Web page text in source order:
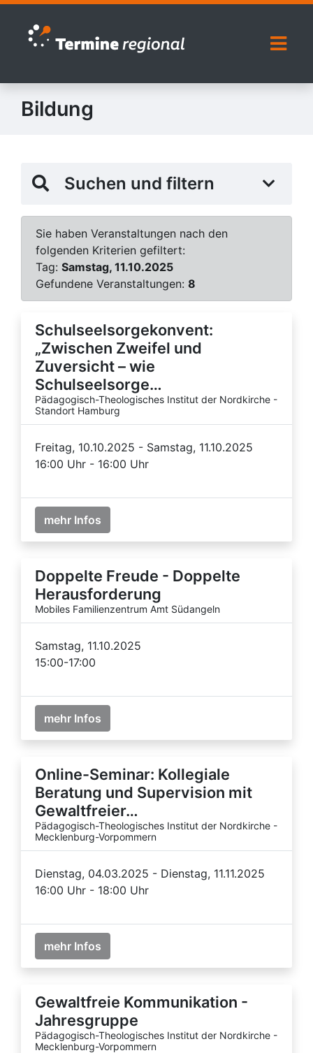
Zur Navigation springen
Zum Inhalt springen
Bildung
Suchen und filtern
Sie haben Veranstaltungen nach den
folgenden Kriterien gefiltert:
Tag: Samstag, 11.10.2025
Gefundene Veranstaltungen: 8
Schulseelsorgekonvent:
„Zwischen Zweifel und
Zuversicht – wie
Schulseelsorge…
Pädagogisch-Theologisches Institut der Nordkirche -
Standort Hamburg
Freitag, 10.10.2025 - Samstag, 11.10.2025
16:00 Uhr - 16:00 Uhr
mehr Infos
Doppelte Freude - Doppelte
Herausforderung
Mobiles Familienzentrum Amt Südangeln
Samstag, 11.10.2025
15:00-17:00
mehr Infos
Online-Seminar: Kollegiale
Beratung und Supervision mit
Gewaltfreier…
Pädagogisch-Theologisches Institut der Nordkirche -
Mecklenburg-Vorpommern
Dienstag, 04.03.2025 - Dienstag, 11.11.2025
16:00 Uhr - 18:00 Uhr
mehr Infos
Gewaltfreie Kommunikation -
Jahresgruppe
Pädagogisch-Theologisches Institut der Nordkirche -
Mecklenburg-Vorpommern